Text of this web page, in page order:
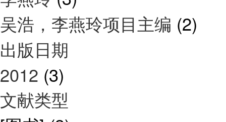
吴浩，李燕玲项目主编 (2)
出版日期
2012 (3)
文献类型